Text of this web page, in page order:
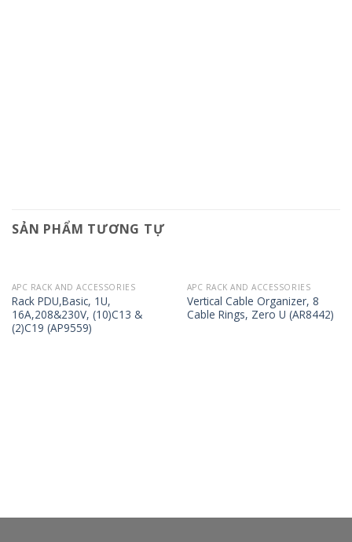
SẢN PHẨM TƯƠNG TỰ
APC RACK AND ACCESSORIES
Rack PDU,Basic, 1U,
16A,208&230V, (10)C13 &
(2)C19 (AP9559)
APC RACK AND ACCESSORIES
Vertical Cable Organizer, 8
Cable Rings, Zero U (AR8442)